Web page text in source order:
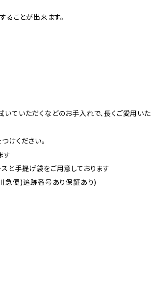
ることが出来ます。
ていただくなどのお手入れで、長くご愛用いた
けください。
す
と手提げ袋をご用意しております
急便)追跡番号あり保証あり)